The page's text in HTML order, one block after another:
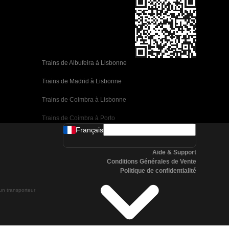
Trains de Albufeira à Lisbonne
Trains de Madrid à Lisbonne
Trains de Coimbra à Lisbonne
Trains de Coimbra à Porto
Trains de Valence à Barcelone
Trains de Malaga à Barcelone
Trains de Malaga à Madrid
Trains de Cordoue à Madrid
transporteur
Français
Aide & Support
Conditions Générales de Vente
Politique de confidentialité